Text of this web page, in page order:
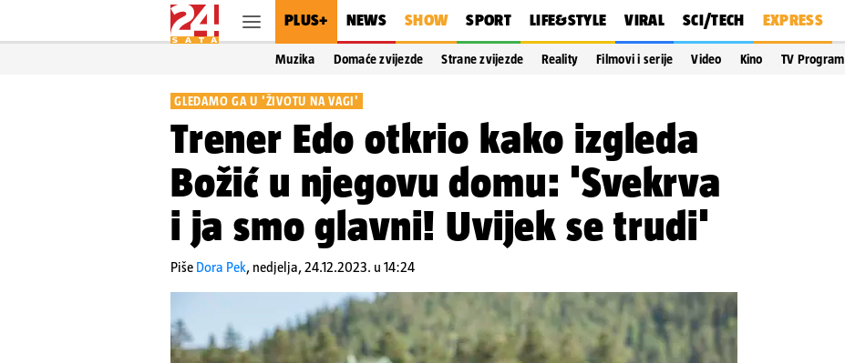
PLUS+ NEWS SHOW SPORT LIFE&STYLE VIRAL SCI/TECH EXPRESS
Muzika Domaće zvijezde Strane zvijezde Reality Filmovi i serije Video Kino TV Program
GLEDAMO GA U 'ŽIVOTU NA VAGI'
Trener Edo otkrio kako izgleda
Božić u njegovu domu: 'Svekrva
i ja smo glavni! Uvijek se trudi'
Piše Dora Pek, nedjelja, 24.12.2023. u 14:24